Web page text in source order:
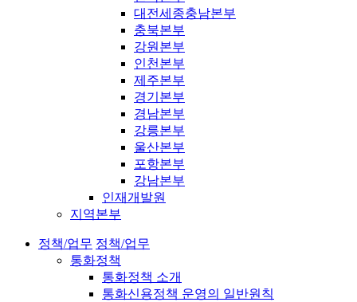
대전세종충남본부
충북본부
강원본부
인천본부
제주본부
경기본부
경남본부
강릉본부
울산본부
포항본부
강남본부
인재개발원
지역본부
정책/업무 정책/업무
통화정책
통화정책 소개
통화신용정책 운영의 일반원칙